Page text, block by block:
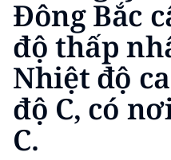
Đông Bắc
độ thấp
Nhiệt độ
độ C, có
C.